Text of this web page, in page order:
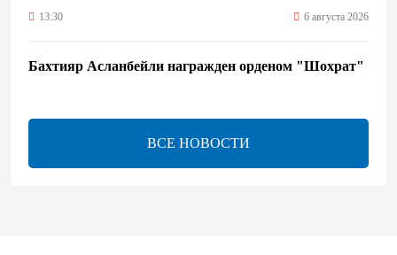
13:30 6 августа 2026
Бахтияр Асланбейли награжден орденом "Шохрат"
13:26 6 августа 2026
bp о ходе строительства солнечной электростанции
ВСЕ НОВОСТИ